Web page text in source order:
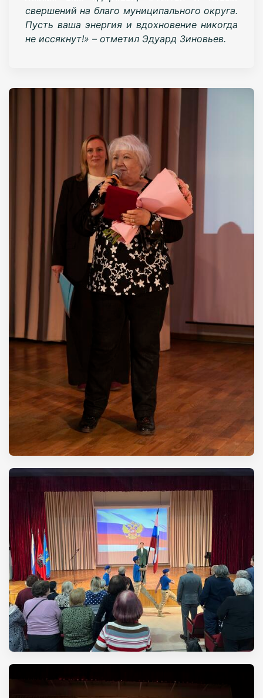
свершений на благо муниципального округа.
Пусть ваша энергия и вдохновение никогда
не иссякнут!» – отметил Эдуард Зиновьев.